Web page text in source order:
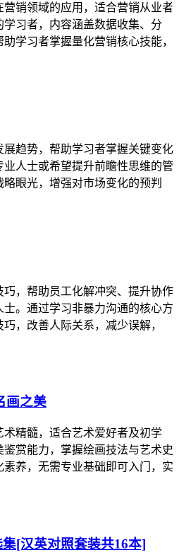
销领域的应用，适合营销从业者
习者，内容涵盖数据收集、分
学习者掌握量化营销核心技能，
趋势，帮助学习者掌握关键变化
人士或希望提升前瞻性思维的管
眼光，增强对市场变化的预判
，帮助员工化解冲突、提升协作
。通过学习非暴力沟通的核心方
，改善人际关系，减少误解，
画之美
精髓，适合艺术爱好者及初学
赏能力，掌握绘画技法与艺术史
养，无需专业基础即可入门，实
[汉英对照套装共16本]